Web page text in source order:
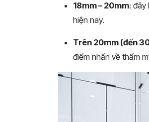
18mm – 20mm:
hiện nay.
Trên 20mm (đến
điểm nhấn về thẩm